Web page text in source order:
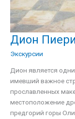
Дион
Экскурсии
Дион является
имевший важное
прославленных
местоположение
предгорий горы
Дион
Пиерия